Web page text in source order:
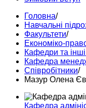
Головна/
Навчальні
Факультети/
Економіко-
Кафедри та інші
Кафедра
Співробітники/
Мазур Олена
Кафедра